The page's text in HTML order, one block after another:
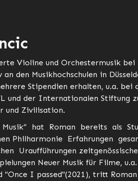
Violine und Orchestermusik bei
den Musikhochschulen in
Stipendien erhalten, u.a. bei
und der Internationalen Stiftung
und Zivilisation.
hat Roman bereits als
Philharmonie Erfahrungen
Uraufführungen
Neuer Musik für Filme,
"Once I passed"(2021), tritt